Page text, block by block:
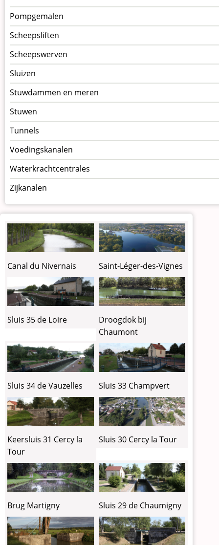
Pompgemalen
Scheepsliften
Scheepswerven
Sluizen
Stuwdammen en meren
Stuwen
Tunnels
Voedingskanalen
Waterkrachtcentrales
Zijkanalen
Canal du Nivernais Saint-Léger-des-Vignes
Sluis 35 de Loire
Droogdok bij
Chaumont
Sluis 34 de Vauzelles Sluis 33 Champvert
Keersluis 31 Cercy la
Tour
Sluis 30 Cercy la Tour
Brug Martigny Sluis 29 de Chaumigny